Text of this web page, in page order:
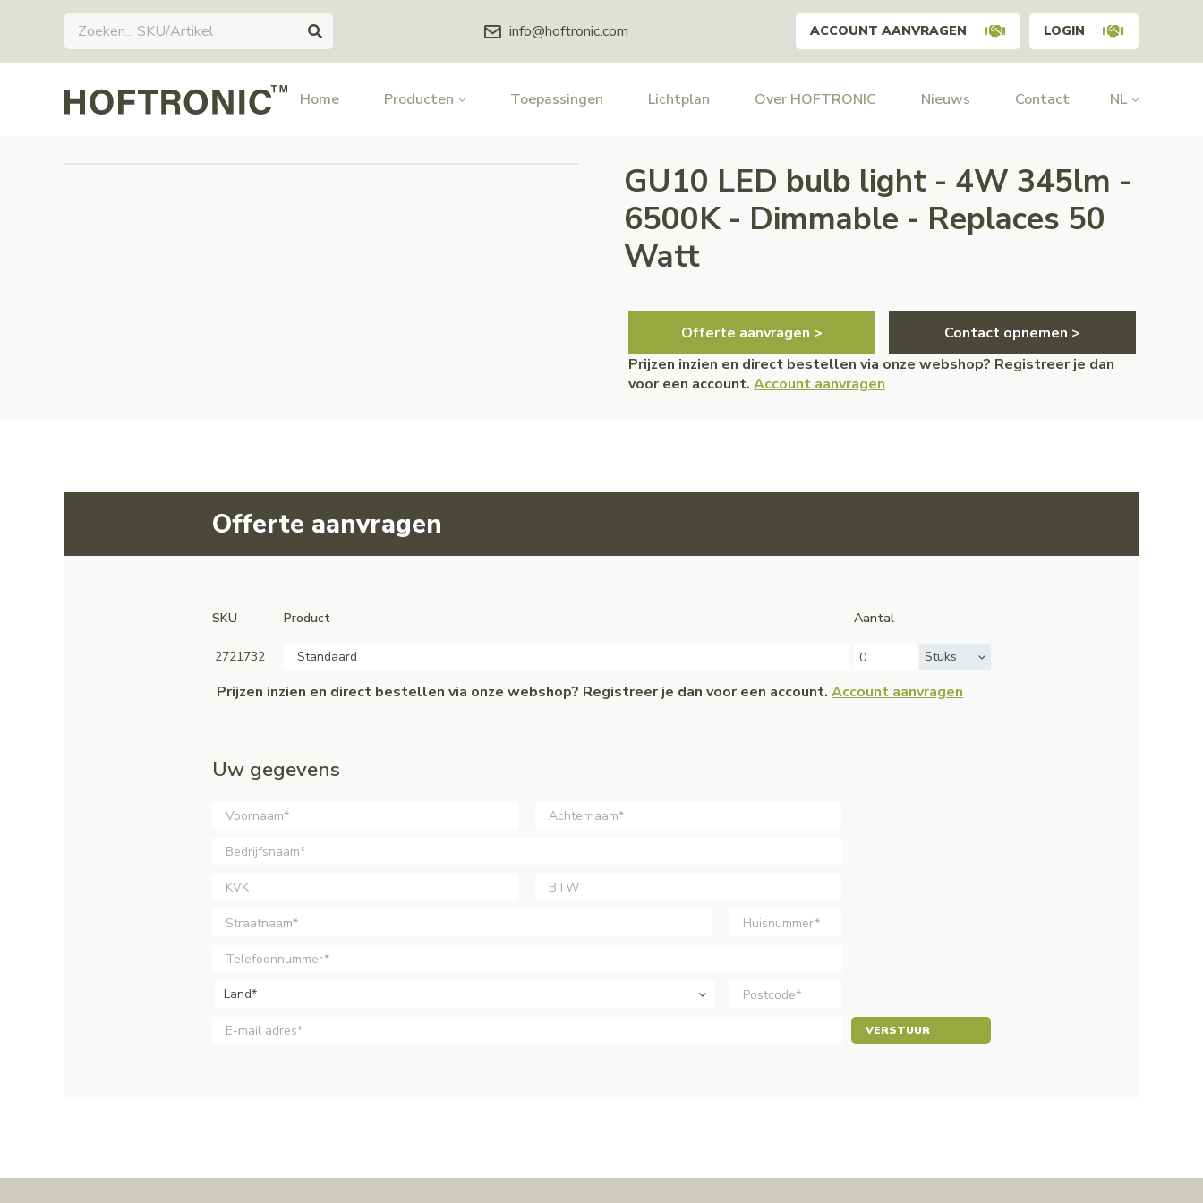
info@hoftronic.com ACCOUNT AANVRAGEN LOGIN
Home Producten Toepassingen Lichtplan Over HOFTRONIC Nieuws Contact NL
GU10 LED bulb light - 4W 345lm -
6500K - Dimmable - Replaces 50
Watt
Offerte aanvragen >
Contact opnemen >
Prijzen inzien en direct bestellen via onze webshop? Registreer je dan
voor een account. Account aanvragen
Offerte aanvragen
SKU Product Aantal
2721732 Standaard Stuks
Prijzen inzien en direct bestellen via onze webshop? Registreer je dan voor een account. Account aanvragen
Uw gegevens
Land*
VERSTUUR